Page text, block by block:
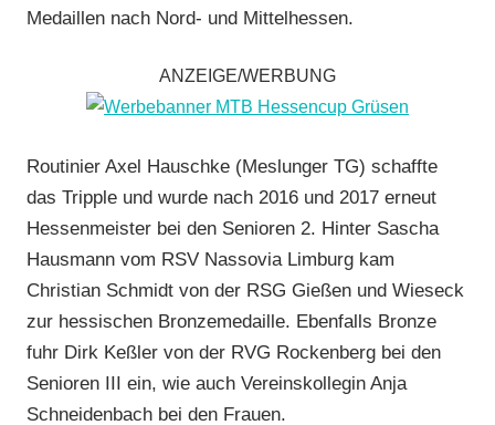
RV
Kleinlinden
Strasse,
Medaillen nach Nord- und Mittelhessen.
ANZEIGE/WERBUNG
Routinier Axel Hauschke (Meslunger TG) schaffte
das Tripple und wurde nach 2016 und 2017 erneut
Hessenmeister bei den Senioren 2. Hinter Sascha
Hausmann vom RSV Nassovia Limburg kam
Christian Schmidt von der RSG Gießen und Wieseck
zur hessischen Bronzemedaille. Ebenfalls Bronze
fuhr Dirk Keßler von der RVG Rockenberg bei den
Senioren III ein, wie auch Vereinskollegin Anja
Schneidenbach bei den Frauen.